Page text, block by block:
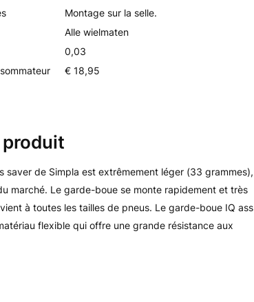
Montage sur la selle.
Alle wielmaten
0,03
€ 18,95
saver de Simpla est extrêmement léger (33 grammes),
marché. Le garde-boue se monte rapidement et très
à toutes les tailles de pneus. Le garde-boue IQ ass
flexible qui offre une grande résistance aux